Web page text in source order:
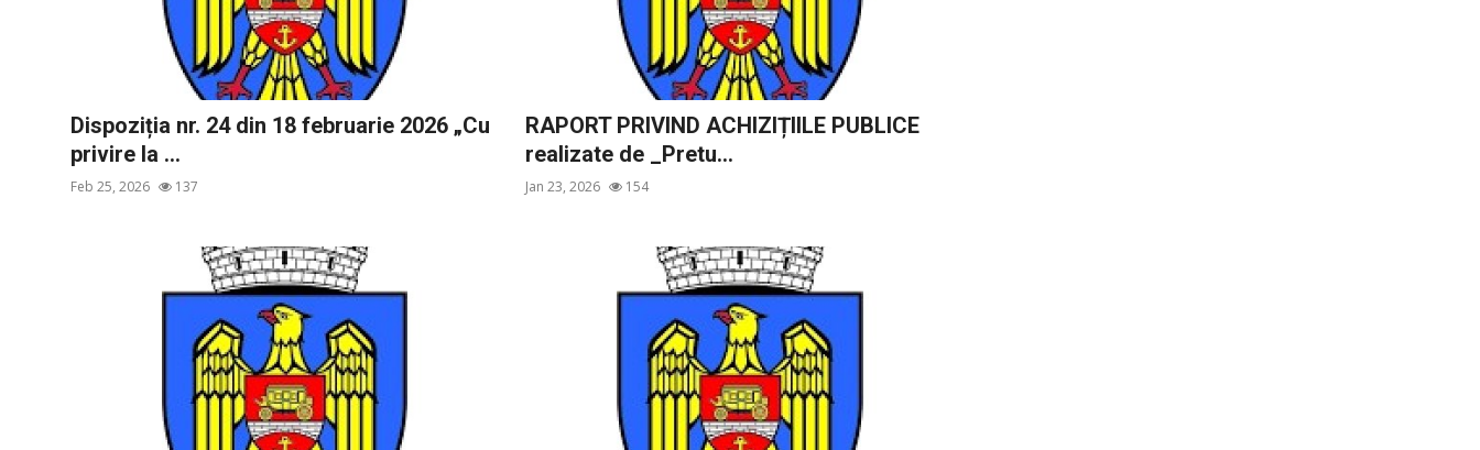
Dispoziția nr. 24 din 18 februarie 2026 „Cu
privire la ...
Feb 25, 2026 137
RAPORT PRIVIND ACHIZIȚIILE PUBLICE
realizate de _Pretu...
Jan 23, 2026 154